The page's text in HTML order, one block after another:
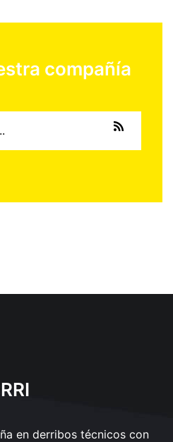
compañía
en derribos técnicos con